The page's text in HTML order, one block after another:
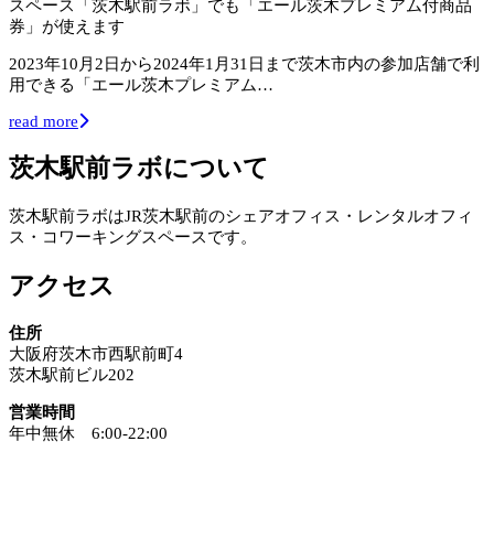
2023年10月2日から2024年1月31日まで茨木市内の参加店舗で利
用できる「エール茨木プレミアム…
read more
茨木駅前ラボについて
茨木駅前ラボはJR茨木駅前のシェアオフィス・レンタルオフィ
ス・コワーキングスペースです。
アクセス
住所
大阪府茨木市西駅前町4
茨木駅前ビル202
営業時間
年中無休 6:00-22:00